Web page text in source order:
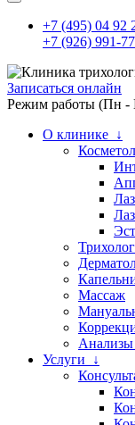
+7 (495) 04 92
+7 (926) 991-
Записаться онлайн
Режим работы (Пн -
О клинике ↓
Массаж
Анализы
Услуги ↓